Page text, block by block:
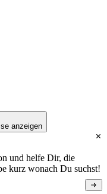
anzeigen
und helfe Dir, die
kurz wonach Du suchst!